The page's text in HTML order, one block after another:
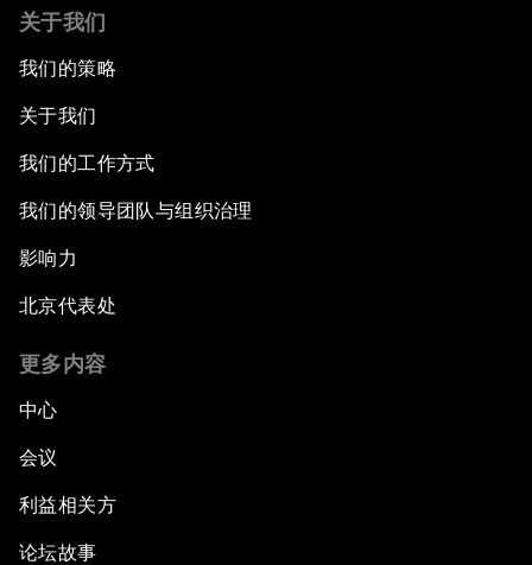
关于我们
我们的策略
关于我们
我们的工作方式
我们的领导团队与组织治理
影响力
北京代表处
更多内容
中心
会议
利益相关方
论坛故事